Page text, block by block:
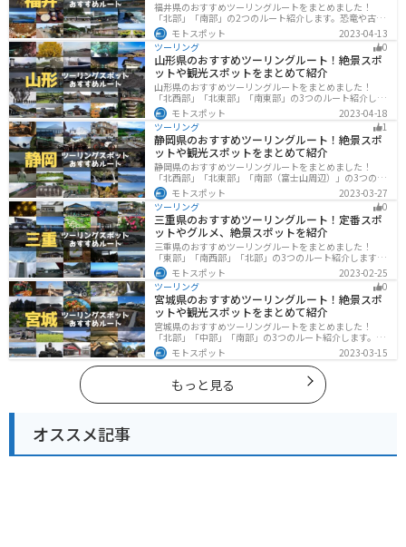
福井県のおすすめツーリングルートをまとめました！
「北部」「南部」の2つのルート紹介します。恐竜や古代
遺跡、温泉地など魅力に溢れるスポットが多数ありま
す。バイクで福井県にツーリングに行く際は参考にして
ください。
モトスポット
2023-04-13
ツーリング
0
山形県のおすすめツーリングルート！絶景スポ
ットや観光スポットをまとめて紹介
山形県のおすすめツーリングルートをまとめました！
「北西部」「北東部」「南東部」の3つのルート紹介しま
す。豊かな自然と歴史的な観光スポット、山と海どちら
も堪能できるスポットが多数あります。バイクで山形県
にツーリングに行く際は参考にしてください。
モトスポット
2023-04-18
ツーリング
1
静岡県のおすすめツーリングルート！絶景スポ
ットや観光スポットをまとめて紹介
静岡県のおすすめツーリングルートをまとめました！
「北西部」「北東部」「南部（富士山周辺）」の3つのル
ート紹介します。富士山を中心に自然豊かな景色や食事
を楽しめるスポットが多数あります。バイクで静岡県に
ツーリングに行く際は参考にしてください。
モトスポット
2023-03-27
ツーリング
0
三重県のおすすめツーリングルート！定番スポ
ットやグルメ、絶景スポットを紹介
三重県のおすすめツーリングルートをまとめました！
「東部」「南西部」「北部」の3つのルート紹介します。
標高の高いスカイラインからリアス式海岸まであるの
で、飽きることなくツーリングを堪能できます。バイク
で三重県にツーリングに行く際は参考にしてください。
モトスポット
2023-02-25
ツーリング
0
宮城県のおすすめツーリングルート！絶景スポ
ットや観光スポットをまとめて紹介
宮城県のおすすめツーリングルートをまとめました！
「北部」「中部」「南部」の3つのルート紹介します。キ
ツネ村や広大な山や滝、湖などを歴史や自然を満喫する
ツーリングができます。バイクで宮城県にツーリングに
行く際は参考にしてください。
モトスポット 2023-03-15
もっと見る
オススメ記事